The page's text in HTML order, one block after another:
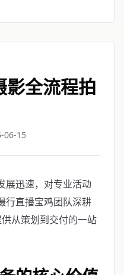
影全流程拍
06-15
展迅速，对专业活动
行直播宝鸡团队深耕
从策划到交付的一站